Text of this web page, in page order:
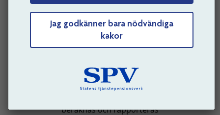
Jag godkänner bara nödvändiga
kakor
Övriga tjänstepensionsgrundande
löneförmåner:3 000 kronor
Överstiger lönen för aktuell månad en tolftedel
av 7,5inkomstbasbelopp:Ja
2025 = 50 375 kr)
beräknas och rapporteras